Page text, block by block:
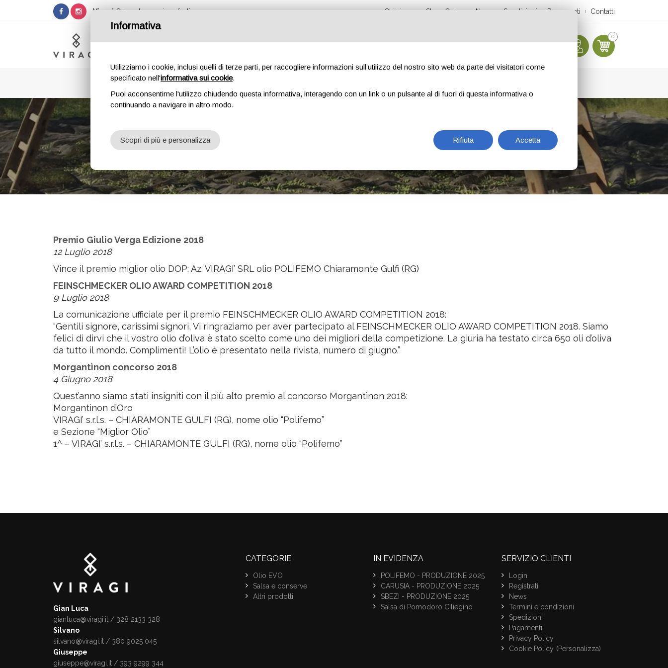
Viragi Olio extra vergine di oliva Chi siamo Shop Online News Spedizioni Pagamenti Contatti
0
Premio Giulio Verga Edizione 2018
12 Luglio 2018
Vince il premio miglior olio DOP: Az. VIRAGI’ SRL olio POLIFEMO Chiaramonte Gulfi (RG)
FEINSCHMECKER OLIO AWARD COMPETITION 2018
9 Luglio 2018
La comunicazione ufficiale per il premio FEINSCHMECKER OLIO AWARD COMPETITION 2018:
“Gentili signore, carissimi signori, Vi ringraziamo per aver partecipato al FEINSCHMECKER OLIO AWARD COMPETITION 2018. Siamo
felici di dirvi che il vostro olio d’oliva è stato scelto come uno dei migliori della competizione. La giuria ha testato circa 650 oli d’oliva
da tutto il mondo. Complimenti! L’olio è presentato nella rivista, numero di giugno.”
Morgantìnon concorso 2018
4 Giugno 2018
Quest’anno siamo stati insigniti con il più alto premio al concorso Morgantìnon 2018:
Morgantìnon d’Oro
VIRAGI’ s.r.l.s. – CHIARAMONTE GULFI (RG), nome olio “Polifemo”
e Sezione “Miglior Olio”
1^ – VIRAGI’ s.r.l.s. – CHIARAMONTE GULFI (RG), nome olio “Polifemo”
Gian Luca
gianluca@viragi.it / 328 2133 328
Silvano
silvano@viragi.it / 380 9025 045
Giuseppe
giuseppe@viragi.it / 393 9299 344
CATEGORIE
Olio EVO
Salsa e conserve
Altri prodotti
IN EVIDENZA
POLIFEMO - PRODUZIONE 2025
CARUSIA - PRODUZIONE 2025
SBEZI - PRODUZIONE 2025
Salsa di Pomodoro Ciliegino
SERVIZIO CLIENTI
Login
Registrati
News
Termini e condizioni
Spedizioni
Pagamenti
Privacy Policy
Cookie Policy (Personalizza)
Informativa
Utilizziamo i cookie, inclusi quelli di terze parti, per raccogliere informazioni sull’utilizzo del nostro sito web da parte dei visitatori come
specificato nell'informativa sui cookie.
Puoi acconsentirne l'utilizzo chiudendo questa informativa, interagendo con un link o un pulsante al di fuori di questa informativa o
continuando a navigare in altro modo.
Rifiuta Accetta
Scopri di più e personalizza